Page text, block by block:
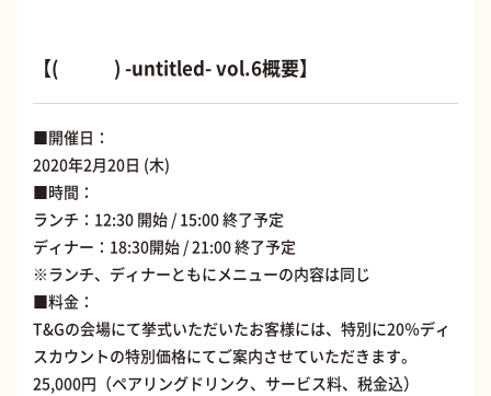
【( ) -untitled- vol.6概要】
■開催日：
2020年2月20日 (木)
■時間：
ランチ：12:30 開始 / 15:00 終了予定
ディナー：18:30開始 / 21:00 終了予定
※ランチ、ディナーともにメニューの内容は同じ
■料金：
T&Gの会場にて挙式いただいたお客様には、特別に20％ディ
スカウントの特別価格にてご案内させていただきます。
25,000円（ペアリングドリンク、サービス料、税金込）